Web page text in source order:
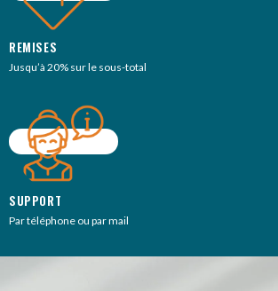
REMISES
Jusqu’à 20% sur le sous-total
SUPPORT
Par téléphone ou par mail